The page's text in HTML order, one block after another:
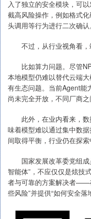
入了独立的安全模块，可
截高风险操作，例如格式
头调用等行为进行二次确认
不过，从行业视角看，
比如算力问题。尽管
本地模型仍难以替代云端
有生态问题。当前Agent能
尚未完全开放，不同厂商之
此外，在业内看来，数
味着模型难以通过集中数
间取得平衡，行业仍在探索
国家发展改革委党组成
智能体”，不应仅仅是炫技
者与可靠的方案解决者——
些风险”并提供“如何安全落